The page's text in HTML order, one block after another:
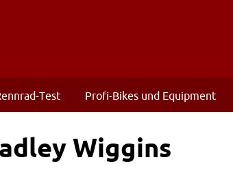
Test Profi-Bikes und Equipment
Wiggins